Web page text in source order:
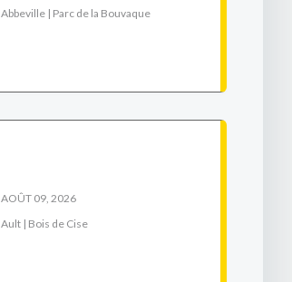
Abbeville | Parc de la Bouvaque
AOÛT 09, 2026
Ault | Bois de Cise